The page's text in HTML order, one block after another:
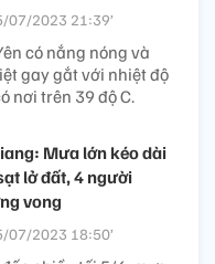
07/2023 21:39’
có nắng nóng và
gay gắt với nhiệt độ
nơi trên 39 độ C.
Mưa lớn kéo dài
lở đất, 4 người
vong
07/2023 18:50’